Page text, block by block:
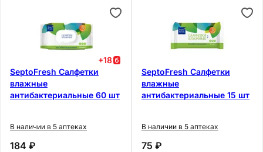
+18
SeptoFresh Салфетки
влажные
антибактериальные 60 шт
В наличии в 5 аптеках
184 ₽
SeptoFresh Салфетки
влажные
антибактериальные 15 шт
В наличии в 5 аптеках
75 ₽